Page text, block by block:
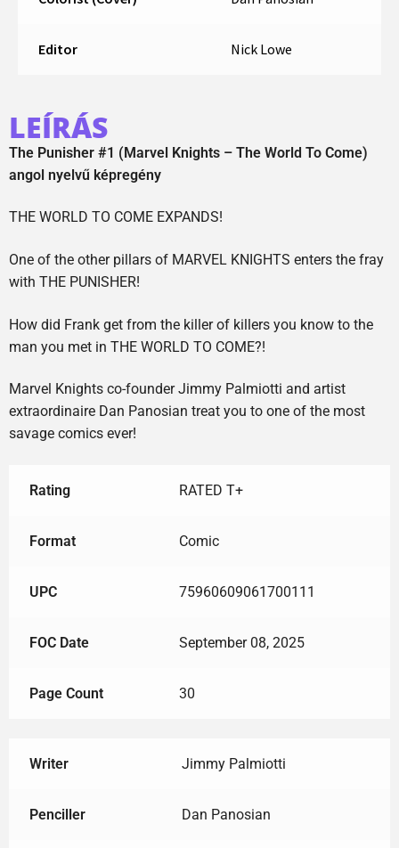
Editor Nick Lowe
LEÍRÁS
The Punisher #1 (Marvel Knights – The World To Come)
angol nyelvű képregény
THE WORLD TO COME EXPANDS!
One of the other pillars of MARVEL KNIGHTS enters the fray
with THE PUNISHER!
How did Frank get from the killer of killers you know to the
man you met in THE WORLD TO COME?!
Marvel Knights co-founder Jimmy Palmiotti and artist
extraordinaire Dan Panosian treat you to one of the most
savage comics ever!
Rating RATED T+
Format Comic
UPC 75960609061700111
FOC Date September 08, 2025
Page Count 30
Writer Jimmy Palmiotti
Penciller Dan Panosian